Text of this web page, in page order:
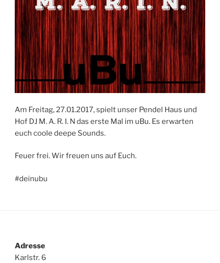
Am Freitag, 27.01.2017, spielt unser Pendel Haus und
Hof DJ M. A. R. I. N das erste Mal im uBu. Es erwarten
euch coole deepe Sounds.
Feuer frei. Wir freuen uns auf Euch.
#deinubu
Adresse
Karlstr. 6